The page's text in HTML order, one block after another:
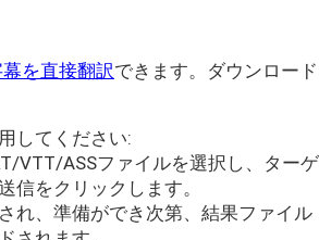
を直接翻訳できます。ダウンロード
してください:
VTT/ASSファイルを選択し、ターゲ
信をクリックします。
れ、準備ができ次第、結果ファイル